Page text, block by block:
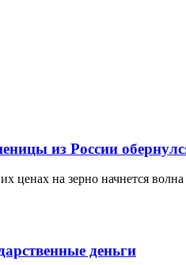
из России
ценах на зерно начнется
деньги